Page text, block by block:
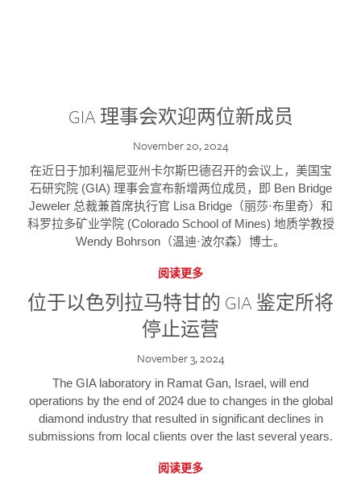
GIA 理事会欢迎两位新成员
November 20, 2024
在近日于加利福尼亚州卡尔斯巴德召开的会议上，美国宝
石研究院 (GIA) 理事会宣布新增两位成员，即 Ben Bridge
Jeweler 总裁兼首席执行官 Lisa Bridge（丽莎·布里奇）和
科罗拉多矿业学院 (Colorado School of Mines) 地质学教授
Wendy Bohrson（温迪·波尔森）博士。
阅读更多
位于以色列拉马特甘的 GIA 鉴定所将
停止运营
November 3, 2024
The GIA laboratory in Ramat Gan, Israel, will end
operations by the end of 2024 due to changes in the global
diamond industry that resulted in significant declines in
submissions from local clients over the last several years.
阅读更多